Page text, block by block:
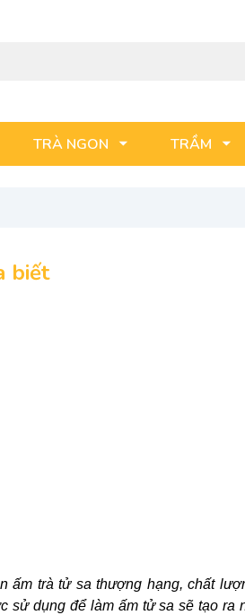
TRÀ NGON TRẦM
biết
trà tử sa thượng hạng, chất
sử dụng để làm ấm tử sa sẽ tạo ra